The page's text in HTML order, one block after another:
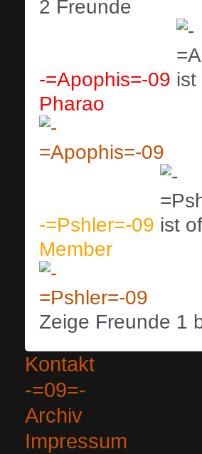
2 Freunde
-=Apophis=-09
Pharao
-=Pshler=-09
Member
Zeige Freunde 1
Kontakt
-=09=-
Archiv
Impressum